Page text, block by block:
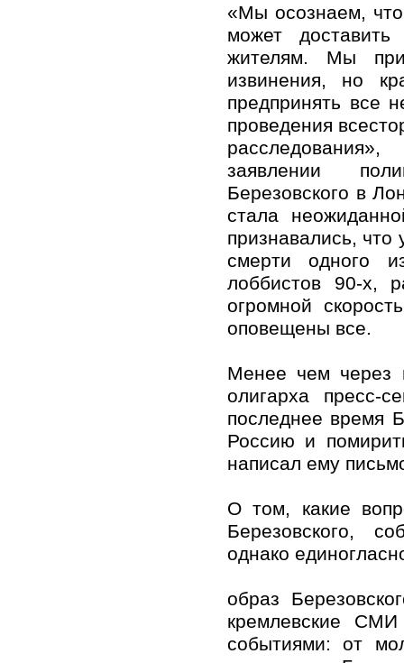
«Мы осознаем,
может
жителям. Мы
извинения, но
предпринять все
проведения
заявлении
Березовского в
стала
признавались, что
смерти одного
лоббистов 90-х,
огромной
оповещены все.
Менее чем через
олигарха пресс-
последнее время
Россию и
написал ему
О том, какие
Березовского,
однако
образ
кремлевские
событиями: от